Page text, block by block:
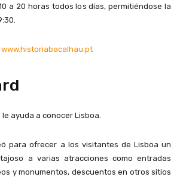
a 20 horas todos los días, permitiéndose la
www.historiabacalhau.pt
ayuda a conocer Lisboa.
para ofrecer a los visitantes de Lisboa un
a varias atracciones como entradas
y monumentos, descuentos en otros sitios